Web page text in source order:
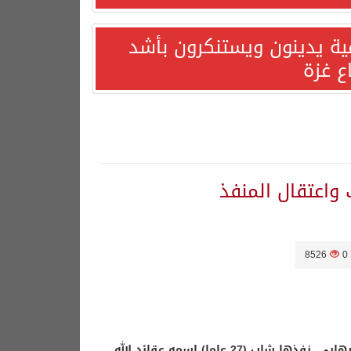
يدينون ويستنكرون بأشد
غزة
المنفذ
8526